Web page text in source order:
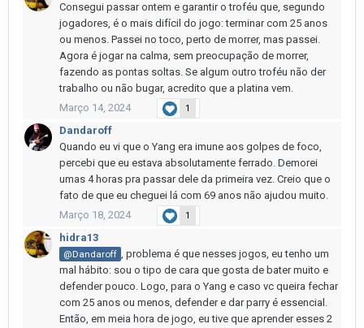
Consegui passar ontem e garantir o troféu que, segundo
jogadores, é o mais difícil do jogo: terminar com 25 anos
ou menos. Passei no toco, perto de morrer, mas passei.
Agora é jogar na calma, sem preocupação de morrer,
fazendo as pontas soltas. Se algum outro troféu não der
trabalho ou não bugar, acredito que a platina vem.
Março 14, 2024
1
Dandaroff
Quando eu vi que o Yang era imune aos golpes de foco,
percebi que eu estava absolutamente ferrado. Demorei
umas 4 horas pra passar dele da primeira vez. Creio que o
fato de que eu cheguei lá com 69 anos não ajudou muito.
Março 18, 2024
1
hidra13
@Dandaroff , problema é que nesses jogos, eu tenho um
mal hábito: sou o tipo de cara que gosta de bater muito e
defender pouco. Logo, para o Yang e caso vc queira fechar
com 25 anos ou menos, defender e dar parry é essencial.
Então, em meia hora de jogo, eu tive que aprender esses 2